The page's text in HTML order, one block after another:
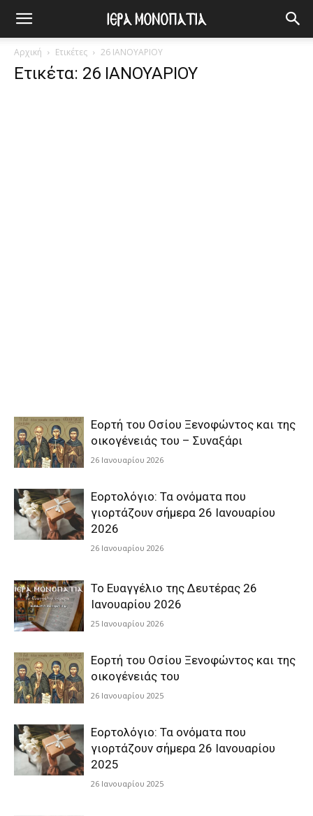
Αρχική Ετικέτες 26 ΙΑΝΟΥΑΡΙΟΥ
Ετικέτα: 26 ΙΑΝΟΥΑΡΙΟΥ
Εορτή του Οσίου Ξενοφώντος και της
οικογένειάς του – Συναξάρι
26 Ιανουαρίου 2026
Εορτολόγιο: Τα ονόματα που
γιορτάζουν σήμερα 26 Ιανουαρίου
2026
26 Ιανουαρίου 2026
Το Ευαγγέλιο της Δευτέρας 26
Ιανουαρίου 2026
25 Ιανουαρίου 2026
Εορτή του Οσίου Ξενοφώντος και της
οικογένειάς του
26 Ιανουαρίου 2025
Εορτολόγιο: Τα ονόματα που
γιορτάζουν σήμερα 26 Ιανουαρίου
2025
26 Ιανουαρίου 2025